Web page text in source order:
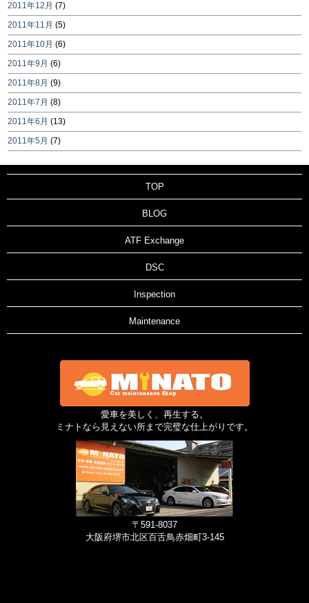
2011年12月 (7)
2011年11月 (5)
2011年10月 (6)
2011年9月 (6)
2011年8月 (9)
2011年7月 (8)
2011年6月 (13)
2011年5月 (7)
TOP
BLOG
ATF Exchange
DSC
Inspection
Maintenance
愛車を美しく、再生する。
ミナトなら見えない所まで完璧な仕上がりです。
〒591-8037
大阪府堺市北区百舌鳥赤畑町3-145